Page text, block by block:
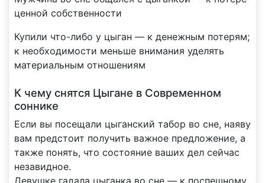
ценной собственности
Купили что-либо у цыган — к денежным потерям;
к необходимости меньше внимания уделять
материальным отношениям
К чему снятся Цыгане в Современном
соннике
Если вы посещали цыганский табор во сне, наяву
вам предстоит получить важное предложение, а
также понять, что состояние ваших дел сейчас
незавидное.
Девушке гадала цыганка во сне — к поспешному